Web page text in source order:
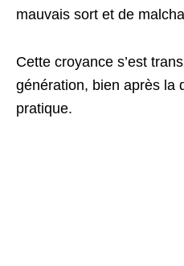
mauvais sort et de
Cette croyance s’est
génération, bien après la
pratique.